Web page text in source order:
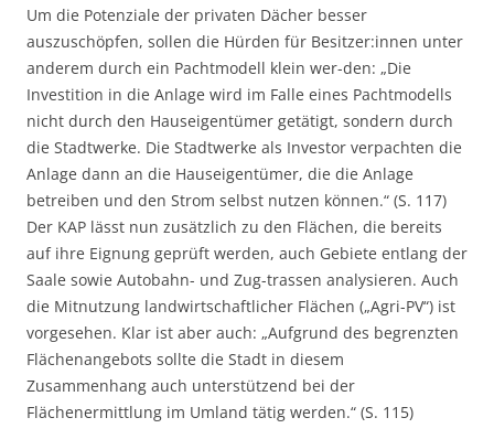
Um die Potenziale der privaten Dächer besser
auszuschöpfen, sollen die Hürden für Besitzer:innen unter
anderem durch ein Pachtmodell klein wer-den: „Die
Investition in die Anlage wird im Falle eines Pachtmodells
nicht durch den Hauseigentümer getätigt, sondern durch
die Stadtwerke. Die Stadtwerke als Investor verpachten die
Anlage dann an die Hauseigentümer, die die Anlage
betreiben und den Strom selbst nutzen können.“ (S. 117)
Der KAP lässt nun zusätzlich zu den Flächen, die bereits
auf ihre Eignung geprüft werden, auch Gebiete entlang der
Saale sowie Autobahn- und Zug-trassen analysieren. Auch
die Mitnutzung landwirtschaftlicher Flächen („Agri-PV“) ist
vorgesehen. Klar ist aber auch: „Aufgrund des begrenzten
Flächenangebots sollte die Stadt in diesem
Zusammenhang auch unterstützend bei der
Flächenermittlung im Umland tätig werden.“ (S. 115)